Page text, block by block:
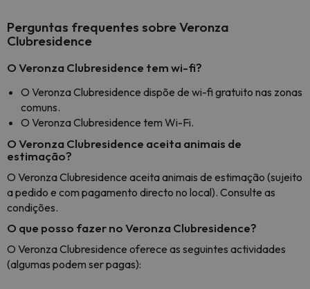
Perguntas frequentes sobre Veronza
Clubresidence
O Veronza Clubresidence tem wi-fi?
O Veronza Clubresidence dispõe de wi-fi gratuito nas zonas
comuns.
O Veronza Clubresidence tem Wi-Fi.
O Veronza Clubresidence aceita animais de
estimação?
O Veronza Clubresidence aceita animais de estimação (sujeito
a pedido e com pagamento directo no local). Consulte as
condições.
O que posso fazer no Veronza Clubresidence?
O Veronza Clubresidence oferece as seguintes actividades
(algumas podem ser pagas):